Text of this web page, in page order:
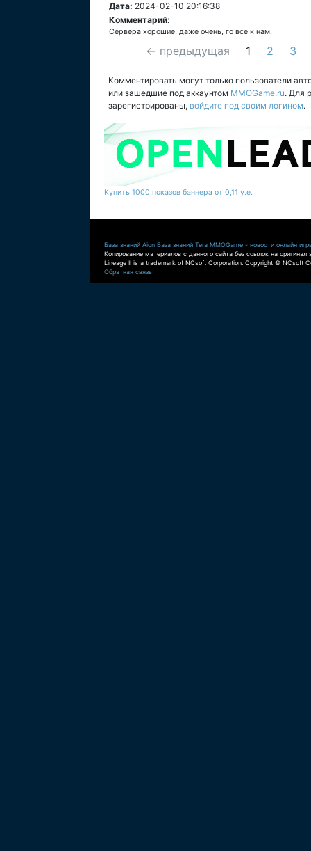
Дата: 2024-02-10 20:16:38
Комментарий:
Сервера хорошие, даже очень, го все к нам.
← предыдущая 1 2 3
Комментировать могут только пользователи
или зашедшие под аккаунтом MMOGame.ru. Для
зарегистрированы, войдите под своим логином.
Купить 1000 показов баннера от 0,11 у.е.
База знаний Aion База знаний Tera MMOGame - новости онлайн
Копирование материалов с данного сайта без ссылок на оригинал
Lineage II is a trademark of NCsoft Corporation. Copyright © NCsoft
Обратная связь